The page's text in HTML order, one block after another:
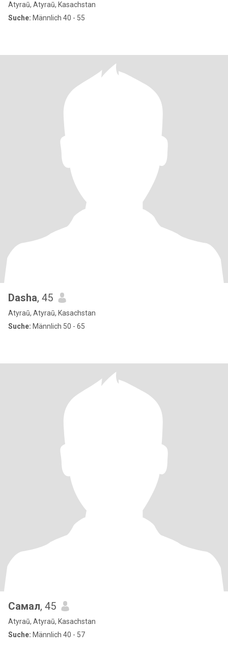
Atyraū, Atyraū, Kasachstan
Suche: Männlich 40 - 55
Dasha, 45
Atyraū, Atyraū, Kasachstan
Suche: Männlich 50 - 65
Самал, 45
Atyraū, Atyraū, Kasachstan
Suche: Männlich 40 - 57